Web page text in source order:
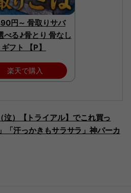
円～ 骨取りサバ
べる♪骨とり 骨なし
フト 【P】
楽天で購入
）【トライアル】でこれ買っ
「汗っかきもサラサラ」神パーカ